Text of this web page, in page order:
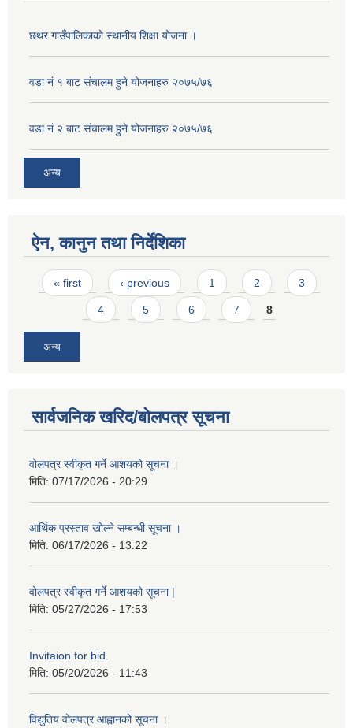
छथर गाउँपालिकाको स्थानीय शिक्षा योजना ।
वडा नं १ बाट संचालम हुने योजनाहरु २०७५/७६
वडा नं २ बाट संचालम हुने योजनाहरु २०७५/७६
अन्य
ऐन, कानुन तथा निर्देशिका
Pages
« first ‹ previous 1 2 3
4 5 6 7 8
अन्य
सार्वजनिक खरिद/बोलपत्र सूचना
वोलपत्र स्वीकृत गर्ने आशयको सूचना ।
मिति: 07/17/2026 - 20:29
आर्थिक प्रस्ताव खोल्ने सम्बन्धी सूचना ।
मिति: 06/17/2026 - 13:22
वोलपत्र स्वीकृत गर्ने आशयको सूचना |
मिति: 05/27/2026 - 17:53
Invitaion for bid.
मिति: 05/20/2026 - 11:43
विद्युतिय वोलपत्र आह्वानको सूचना ।